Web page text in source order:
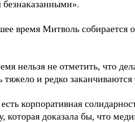
безнаказанными».
время Митволь собирается
нельзя не отметить, что
тяжело и редко
корпоративная
которая доказала бы, что